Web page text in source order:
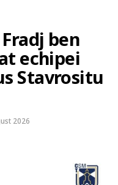
ben
echipei
Stavrositu
2026